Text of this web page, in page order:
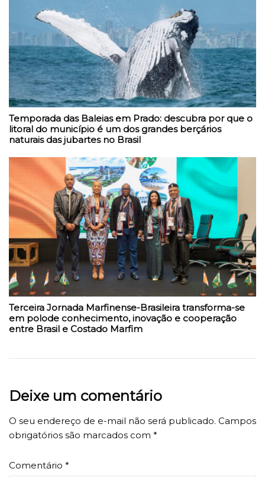
Temporada das Baleias em Prado: descubra por que o
litoral do município é um dos grandes berçários
naturais das jubartes no Brasil
Terceira Jornada Marfinense-Brasileira transforma-se
em polode conhecimento, inovação e cooperação
entre Brasil e Costado Marfim
Deixe um comentário
O seu endereço de e-mail não será publicado. Campos
obrigatórios são marcados com *
Comentário *